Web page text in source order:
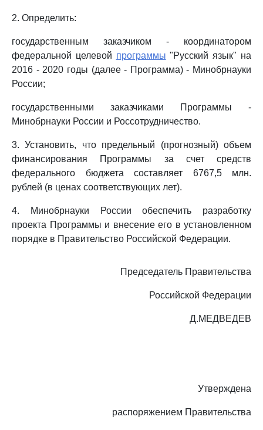
2. Определить:
государственным заказчиком - координатором
федеральной целевой программы "Русский язык" на
2016 - 2020 годы (далее - Программа) - Минобрнауки
России;
государственными заказчиками Программы -
Минобрнауки России и Россотрудничество.
3. Установить, что предельный (прогнозный) объем
финансирования Программы за счет средств
федерального бюджета составляет 6767,5 млн.
рублей (в ценах соответствующих лет).
4. Минобрнауки России обеспечить разработку
проекта Программы и внесение его в установленном
порядке в Правительство Российской Федерации.
Председатель Правительства
Российской Федерации
Д.МЕДВЕДЕВ
Утверждена
распоряжением Правительства